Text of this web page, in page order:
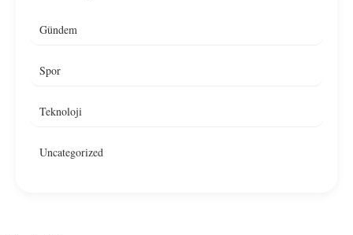
Gündem
Spor
Teknoloji
Uncategorized